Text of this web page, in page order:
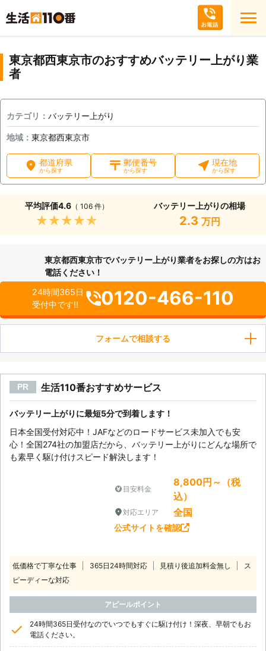
東京都西東京市のおすすめバッテリー上がり業
者
カテゴリ： バッテリー上がり
地域： 東京都西東京市
都道府県
から探す
郵便番号
から探す
現在地
から探す
平均評価4.6（ 106 件）
★★★★★
バッテリー上がりの相場
2.3 万円
東京都西東京市でバッテリー上がり業者をお探しの方はお
電話ください！
24時間365日
受付中です!!
0120-466-110
フォームで相談する
PR 生活110番おすすめサービス
バッテリー上がりに最短5分で到着します！
日本全国受付対応中！JAFなどのロードサービス未加入でも安
心！全国274社の加盟店だから、バッテリー上がりにどんな場所で
も素早く駆け付けスピード解決します！
目安料金
8,800円～（税
込）
対応エリア 全国
公式サイトを確認
低価格で丁寧な仕事 365日24時間対応 見積り後追加料金無し
ス
ピーディーな対応
アピールポイント
24時間365日受付なのでいつでもすぐに駆け付け！深夜、早朝でもお
電話ください。